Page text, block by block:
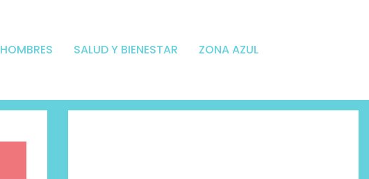
HOMBRES SALUD Y BIENESTAR ZONA AZUL